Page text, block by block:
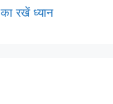
रखें ध्यान